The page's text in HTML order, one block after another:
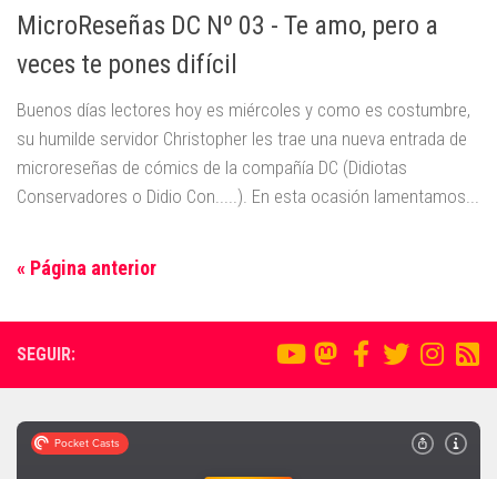
MicroReseñas DC Nº 03 - Te amo, pero a
veces te pones difícil
Buenos días lectores hoy es miércoles y como es costumbre,
su humilde servidor Christopher les trae una nueva entrada de
microreseñas de cómics de la compañía DC (Didiotas
Conservadores o Didio Con.....). En esta ocasión lamentamos...
« Página anterior
SEGUIR: